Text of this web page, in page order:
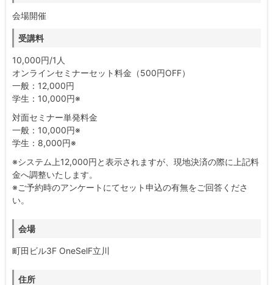
会場開催
受講料
10,000円/1人
オンラインセミナーセット料金（500円OFF）
一般：12,000円
学生：10,000円※
対面セミナー単発料金
一般：10,000円※
学生：8,000円※
※システム上12,000円と表示されますが、現地決済の際に上記料
金へ調整いたします。
※ご予約時のアンケートにてセット申込の有無をご回答くださ
い。
会場
町田ビル3F OneSelF立川
住所